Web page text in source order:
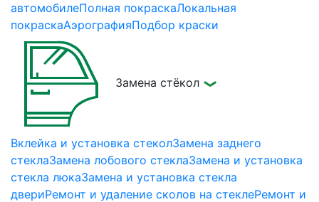
автомобилеПолная покраскаЛокальная
покраскаАэрографияПодбор краски
Замена стёкол
Вклейка и установка стеколЗамена заднего
стеклаЗамена лобового стеклаЗамена и установка
стекла люкаЗамена и установка стекла
двериРемонт и удаление сколов на стеклеРемонт и